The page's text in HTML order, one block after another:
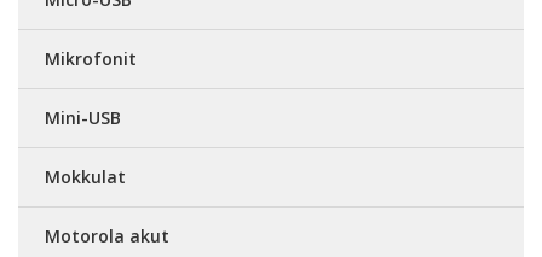
Mikrofonit
Mini-USB
Mokkulat
Motorola akut